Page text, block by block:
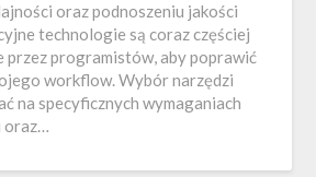
oraz podnoszeniu jakości
technologie są coraz częściej
przez programistów, aby poprawić
workflow. Wybór narzędzi
na specyficznych wymaganiach
oraz…